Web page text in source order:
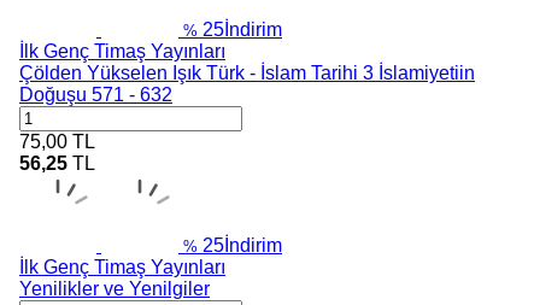
% 25 İndirim
İlk Genç Timaş Yayınları
Çölden Yükselen Işık Türk - İslam Tarihi 3 İslamiyetiin
Doğuşu 571 - 632
75,00 TL
56,25 TL
% 25 İndirim
İlk Genç Timaş Yayınları
Yenilikler ve Yenilgiler